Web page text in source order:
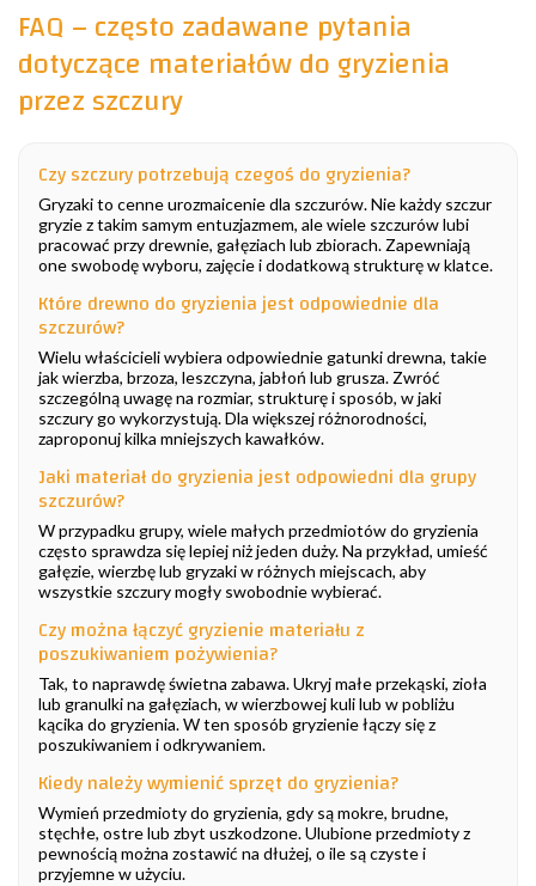
FAQ – często zadawane pytania
dotyczące materiałów do gryzienia
przez szczury
Czy szczury potrzebują czegoś do gryzienia?
Gryzaki to cenne urozmaicenie dla szczurów. Nie każdy szczur
gryzie z takim samym entuzjazmem, ale wiele szczurów lubi
pracować przy drewnie, gałęziach lub zbiorach. Zapewniają
one swobodę wyboru, zajęcie i dodatkową strukturę w klatce.
Które drewno do gryzienia jest odpowiednie dla
szczurów?
Wielu właścicieli wybiera odpowiednie gatunki drewna, takie
jak wierzba, brzoza, leszczyna, jabłoń lub grusza. Zwróć
szczególną uwagę na rozmiar, strukturę i sposób, w jaki
szczury go wykorzystują. Dla większej różnorodności,
zaproponuj kilka mniejszych kawałków.
Jaki materiał do gryzienia jest odpowiedni dla grupy
szczurów?
W przypadku grupy, wiele małych przedmiotów do gryzienia
często sprawdza się lepiej niż jeden duży. Na przykład, umieść
gałęzie, wierzbę lub gryzaki w różnych miejscach, aby
wszystkie szczury mogły swobodnie wybierać.
Czy można łączyć gryzienie materiału z
poszukiwaniem pożywienia?
Tak, to naprawdę świetna zabawa. Ukryj małe przekąski, zioła
lub granulki na gałęziach, w wierzbowej kuli lub w pobliżu
kącika do gryzienia. W ten sposób gryzienie łączy się z
poszukiwaniem i odkrywaniem.
Kiedy należy wymienić sprzęt do gryzienia?
Wymień przedmioty do gryzienia, gdy są mokre, brudne,
stęchłe, ostre lub zbyt uszkodzone. Ulubione przedmioty z
pewnością można zostawić na dłużej, o ile są czyste i
przyjemne w użyciu.